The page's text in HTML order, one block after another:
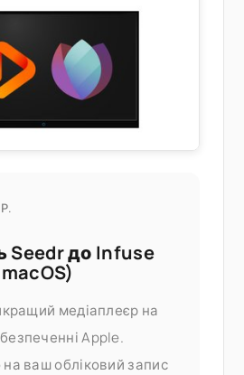
Seedr до Infuse
медіаплеєр на
Apple.
ваш обліковий запис